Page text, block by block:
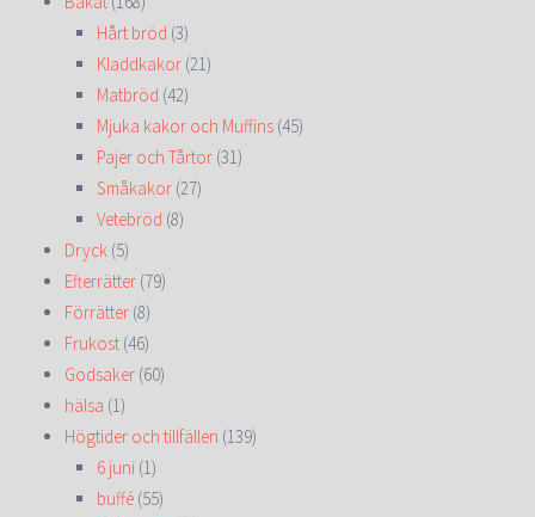
Hårt bröd (3)
Kladdkakor (21)
Matbröd (42)
Mjuka kakor och Muffins (45)
Pajer och Tårtor (31)
Småkakor (27)
Vetebröd (8)
Dryck (5)
Efterrätter (79)
Förrätter (8)
Frukost (46)
Godsaker (60)
hälsa (1)
Högtider och tillfällen (139)
6 juni (1)
buffé (55)